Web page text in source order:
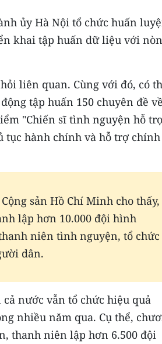
ủy Hà Nội tổ chức huấn
khai tập huấn dữ liệu với
liên quan. Cùng với đó, có
tập huấn 150 chuyên đề về
"Chiến sĩ tình nguyện hỗ
tục hành chính và hỗ trợ chính
sản Hồ Chí Minh cho thấy,
lập hơn 10.000 đội hình
niên tình nguyện, tổ chức
dân.
nước vẫn tổ chức hiệu quả
nhiều năm qua. Cụ thể,
thanh niên lập hơn 6.500 đội